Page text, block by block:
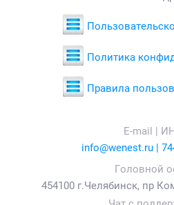
Политика
Правила
E-mail |
info@wenest.ru |
Головной
454100 г.Челябинск, пр